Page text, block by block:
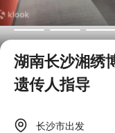
湖南长沙湘绣
遗传人指导
长沙市出发